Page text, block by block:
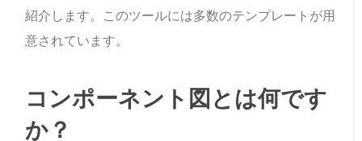
紹介します。このツールには多数のテンプレートが用
意されています。
コンポーネント図とは何です
か？